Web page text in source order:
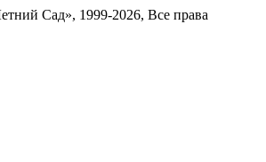
Сад», 1999-2026, Все права